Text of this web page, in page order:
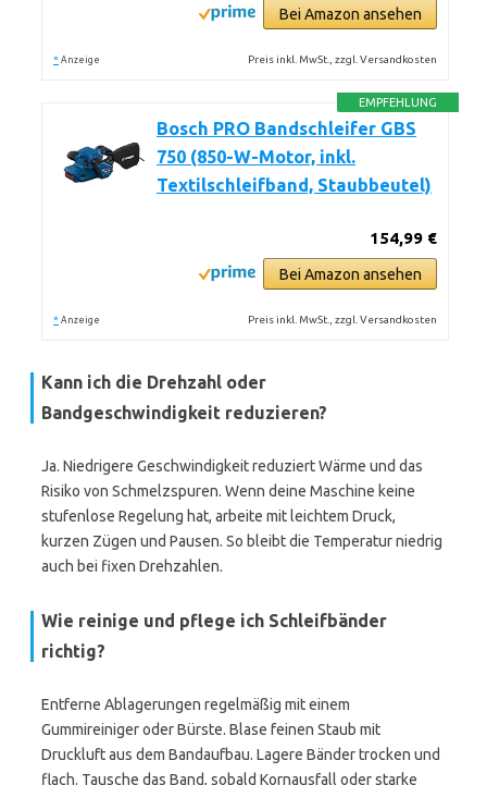
Bei Amazon ansehen
* Anzeige Preis inkl. MwSt., zzgl. Versandkosten
EMPFEHLUNG
Bosch PRO Bandschleifer GBS
750 (850-W-Motor, inkl.
Textilschleifband, Staubbeutel)
154,99 €
Bei Amazon ansehen
* Anzeige Preis inkl. MwSt., zzgl. Versandkosten
Kann ich die Drehzahl oder
Bandgeschwindigkeit reduzieren?
Ja. Niedrigere Geschwindigkeit reduziert Wärme und das
Risiko von Schmelzspuren. Wenn deine Maschine keine
stufenlose Regelung hat, arbeite mit leichtem Druck,
kurzen Zügen und Pausen. So bleibt die Temperatur niedrig
auch bei fixen Drehzahlen.
Wie reinige und pflege ich Schleifbänder
richtig?
Entferne Ablagerungen regelmäßig mit einem
Gummireiniger oder Bürste. Blase feinen Staub mit
Druckluft aus dem Bandaufbau. Lagere Bänder trocken und
flach. Tausche das Band, sobald Kornausfall oder starke